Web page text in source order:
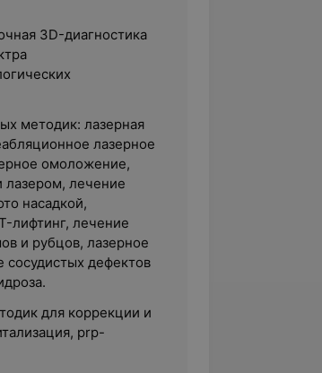
3D-диагностика
методик: лазерная
лазерное
омоложение,
лазером, лечение
насадкой,
лифтинг, лечение
и рубцов, лазерное
сосудистых дефектов
для коррекции и
prp-